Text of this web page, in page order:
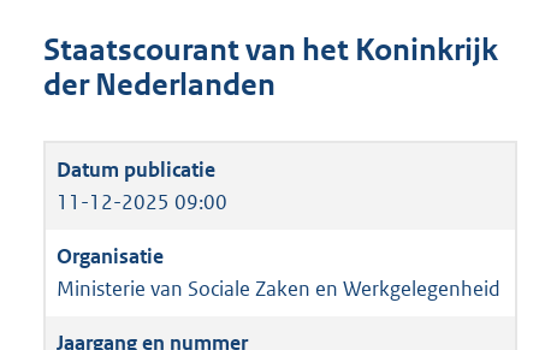
Staatscourant van het Koninkrijk
der Nederlanden
11-12-2025 09:00
Ministerie van Sociale Zaken en Werkgelegenheid